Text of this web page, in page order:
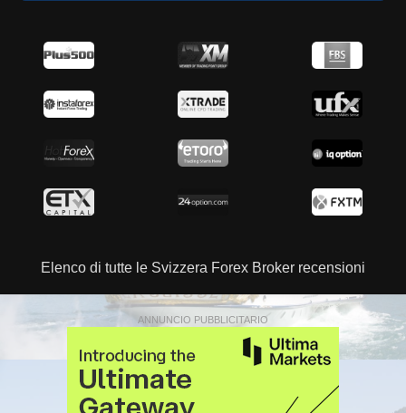
Elenco di tutte le Svizzera Forex Broker recensioni
ANNUNCIO PUBBLICITARIO